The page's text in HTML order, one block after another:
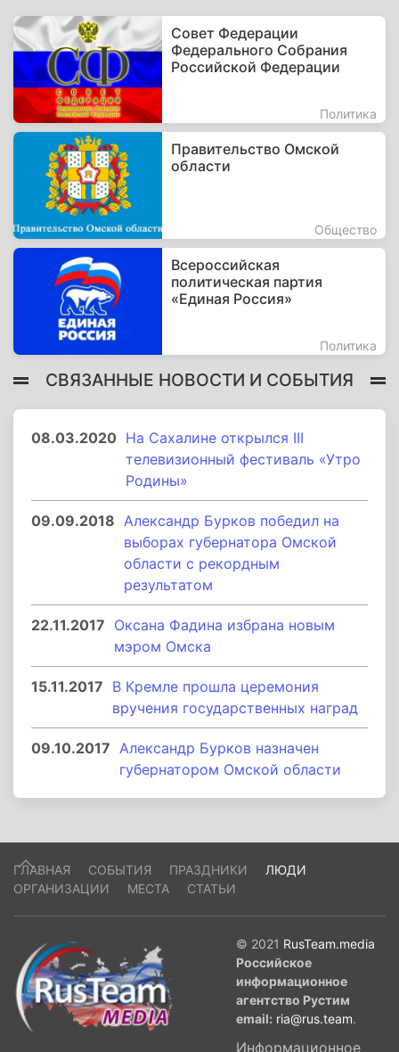
Совет Федерации
Федерального Собрания
Российской Федерации
Политика
Правительство Омской
области
Общество
Всероссийская
политическая партия
«Единая Россия»
Политика
СВЯЗАННЫЕ НОВОСТИ И СОБЫТИЯ
08.03.2020 На Сахалине открылся III
телевизионный фестиваль «Утро
Родины»
09.09.2018 Александр Бурков победил на
выборах губернатора Омской
области с рекордным
результатом
22.11.2017 Оксана Фадина избрана новым
мэром Омска
15.11.2017 В Кремле прошла церемония
вручения государственных наград
09.10.2017 Александр Бурков назначен
губернатором Омской области
ГЛАВНАЯ СОБЫТИЯ ПРАЗДНИКИ
ЛЮДИ
ОРГАНИЗАЦИИ
МЕСТА СТАТЬИ
© 2021 RusTeam.media
Российское
информационное
агентство Рустим
email: ria@rus.team.
Информационное